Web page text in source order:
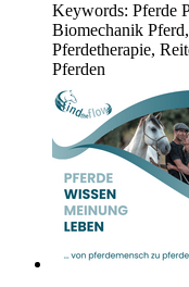
Keywords: Pferde
Biomechanik
Pferdetherapie,
Pferden